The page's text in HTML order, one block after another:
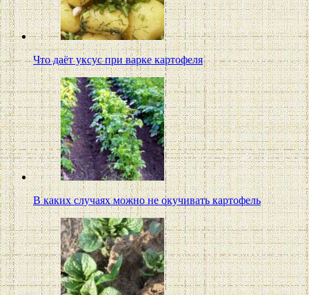
Что даёт уксус при варке картофеля
В каких случаях можно не окучивать картофель